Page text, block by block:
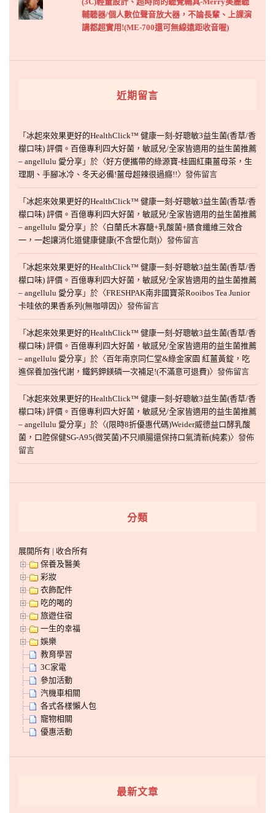
輔聽器/個人數位聲音放大器，不論長輩、上課演
講都超實用!(ME-700還可無線遠距收音喔)
近期留言
「 冰起來效果更好的HealthClick™ 健康一刻-好聰敏3益生菌(香草/香
檬口味) 評價。百億專利四大好菌，敏感兒/全家皆適用的益生菌推薦
– angellulu 愛分享 」於〈好方便攜帶的綠源寶-桂圓紅棗薑母茶，生
理期、手腳冰冷、冬天必備!薑母超辣很過癮!!〉發佈留言
「 冰起來效果更好的HealthClick™ 健康一刻-好聰敏3益生菌(香草/香
檬口味) 評價。百億專利四大好菌，敏感兒/全家皆適用的益生菌推薦
– angellulu 愛分享 」於〈白蘭氏木寡醣+乳酸菌+膳食纖維三效合
一，一起讓消化道健康健康(不含塑化劑)〉發佈留言
「 冰起來效果更好的HealthClick™ 健康一刻-好聰敏3益生菌(香草/香
檬口味) 評價。百億專利四大好菌，敏感兒/全家皆適用的益生菌推薦
– angellulu 愛分享 」於〈FRESHPAK南非國寶茶Rooibos Tea Junior
卡哇依的果香系列(無咖啡因)〉發佈留言
「 冰起來效果更好的HealthClick™ 健康一刻-好聰敏3益生菌(香草/香
檬口味) 評價。百億專利四大好菌，敏感兒/全家皆適用的益生菌推薦
– angellulu 愛分享 」於〈百年南京同仁堂&綠金家園 紅薑黃錠，吃
進保養加強代謝，鐵鈣鉀鎂磷一次補足!(不滿意可退費)〉發佈留言
「 冰起來效果更好的HealthClick™ 健康一刻-好聰敏3益生菌(香草/香
檬口味) 評價。百億專利四大好菌，敏感兒/全家皆適用的益生菌推薦
– angellulu 愛分享 」於〈(限時8折優惠代碼)Weider威德益口酵乳酸
菌，口腔保健SG-A95(微笑菌)不只順腸還保持口氣清新(純素)〉發佈
留言
分類
展開所有 | 收合所有
保養及醫美
彩妝
衣飾配件
吃的喝的
旅遊住宿
一生的幸福
娛樂
教育學習
3C家電
參加活動
汽機車相關
各式各樣懶人包
寵物相關
優惠活動
最新文章